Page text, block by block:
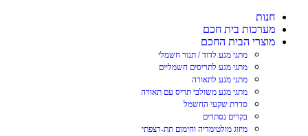
חנות
מערכות בית חכם
מוצרי הבית החכם
מתגי מגע לדוד / תנור חשמלי
מתגי מגע לתריסים חשמליים
מתגי מגע לתאורה
מתגי מגע משולבי תריס עם תאורה
סדרת שקעי החשמל
בקרים נסתרים
מיזוג מולטימדיה וחימום תת-רצפתי